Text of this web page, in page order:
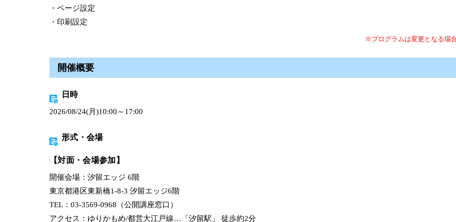
・ページ設定
・印刷設定
※プログラムは変更となる場
開催概要
日時
2026/08/24(月)10:00～17:00
形式・会場
【対面・会場参加】
開催会場：汐留エッジ 6階
東京都港区東新橋1-8-3 汐留エッジ6階
TEL：03-3569-0968（公開講座窓口）
アクセス：ゆりかもめ/都営大江戸線…「汐留駅」 徒歩約2分